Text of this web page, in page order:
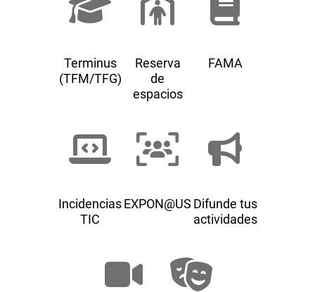
Terminus
(TFM/TFG)
Reserva
de
espacios
FAMA
Incidencias
TIC
EXPON@US Difunde tus
actividades